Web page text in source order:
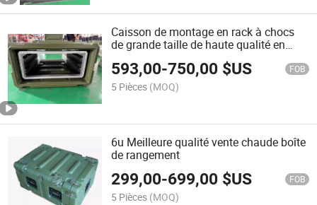
Caisson de montage en rack à chocs
de grande taille de haute qualité en
593,00-750,00 $US FOB
5 Pièces (MOQ)
6u Meilleure qualité vente chaude boîte
de rangement
299,00-699,00 $US FOB
5 Pièces (MOQ)